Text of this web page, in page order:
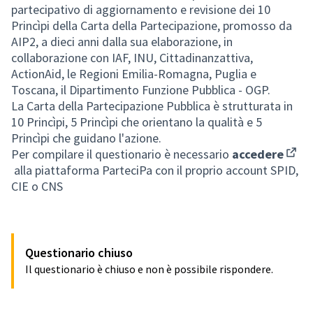
(Apre in una nuova scheda)
partecipativo di aggiornamento e revisione dei 10
Princìpi della Carta della Partecipazione, promosso da
AIP2, a dieci anni dalla sua elaborazione, in
collaborazione con IAF, INU, Cittadinanzattiva,
ActionAid, le Regioni Emilia-Romagna, Puglia e
Toscana, il Dipartimento Funzione Pubblica - OGP.
La Carta della Partecipazione Pubblica è strutturata in
10 Princìpi, 5 Princìpi che orientano la qualità e 5
Princìpi che guidano l'azione.
Per compilare il questionario è necessario accedere
alla piattaforma ParteciPa con il proprio account SPID,
CIE o CNS
Questionario chiuso
Il questionario è chiuso e non è possibile rispondere.